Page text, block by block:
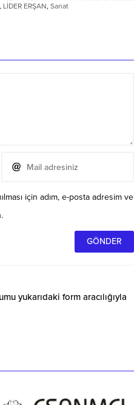
, LİDER ERŞAN, Sanat
için adım, e-posta adresim ve
yukarıdaki form aracılığıyla